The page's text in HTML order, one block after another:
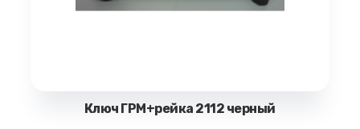
Ключ ГРМ+рейка 2112 черный